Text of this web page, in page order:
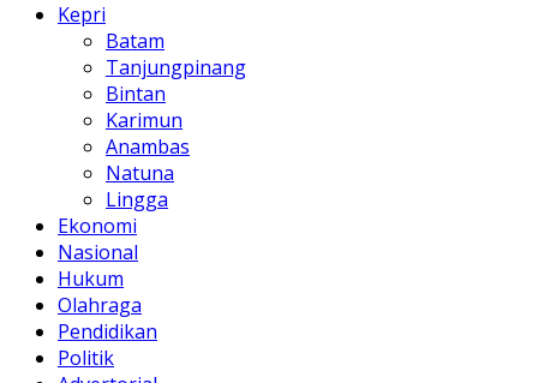
Kepri
Batam
Tanjungpinang
Bintan
Karimun
Anambas
Natuna
Lingga
Ekonomi
Nasional
Hukum
Olahraga
Pendidikan
Politik